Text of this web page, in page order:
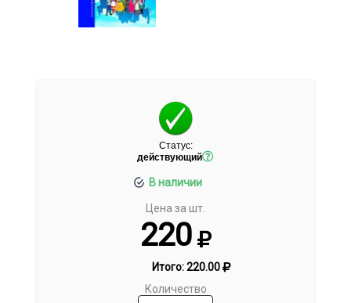
Статус:
действующий
В наличии
Цена за шт.
220
Итого:220.00
Количество